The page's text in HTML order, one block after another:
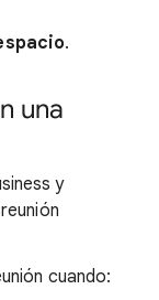
.
una
y
cuando: